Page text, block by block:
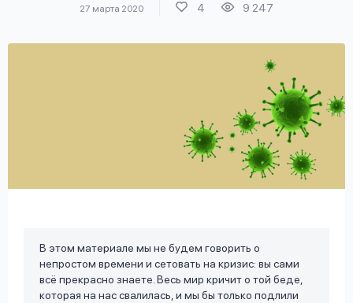
27 марта 2020 4 9 247
В этом материале мы не будем говорить о
непростом времени и сетовать на кризис: вы сами
всё прекрасно знаете. Весь мир кричит о той беде,
которая на нас свалилась, и мы бы только подлили
Оформить заявку
Ответы
на
займов,